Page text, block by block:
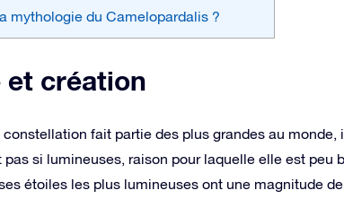
mythologie du Camelopardalis ?
et création
fait partie des plus grandes au monde,
pas si lumineuses, raison pour laquelle elle est peu
étoiles les plus lumineuses ont une magnitude